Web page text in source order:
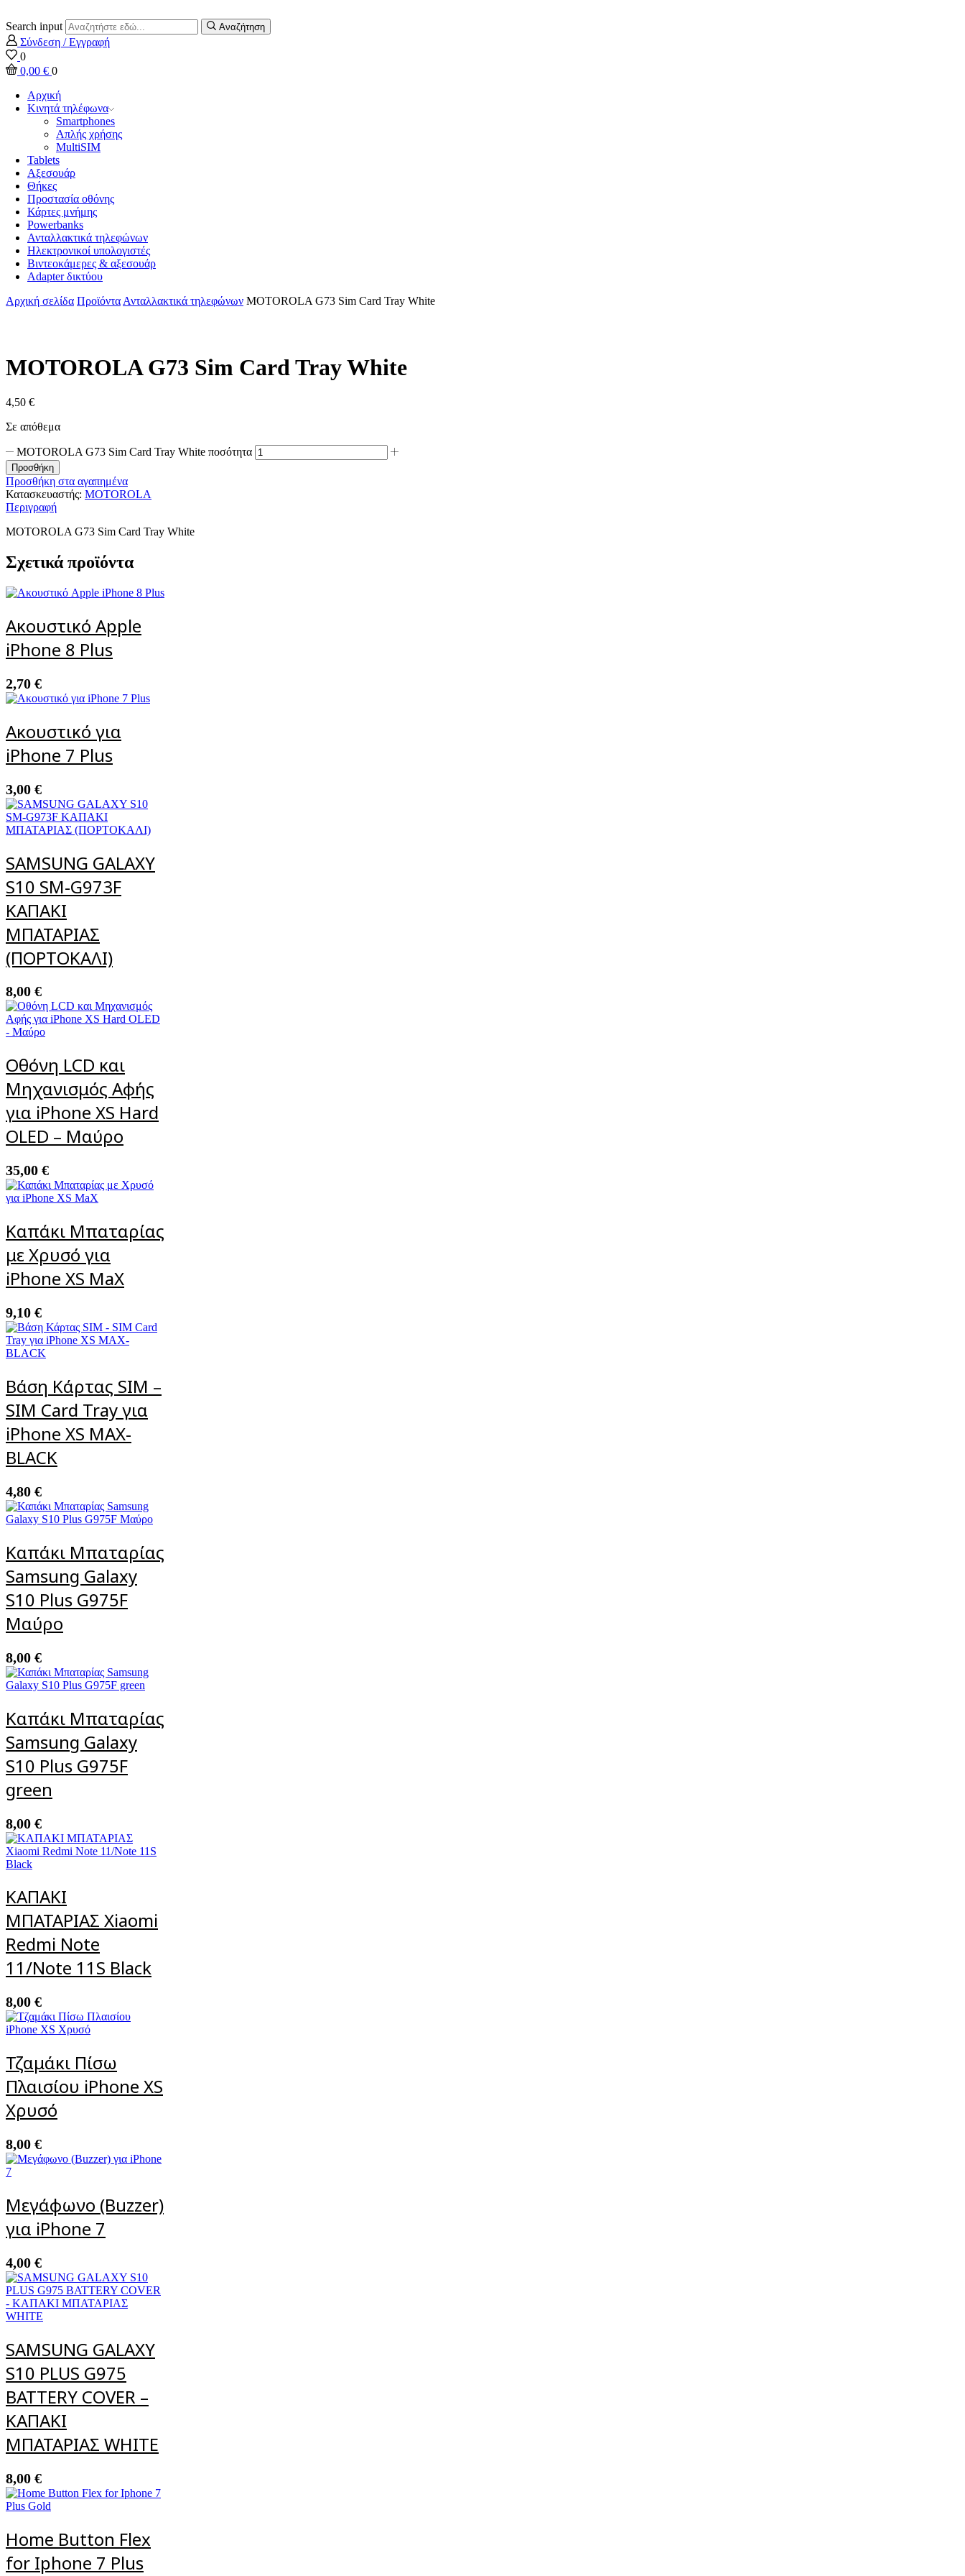
Search input Αναζήτηση
Σύνδεση / Εγγραφή
0
0,00 € 0
Αρχική
Κινητά τηλέφωνα
Smartphones
Απλής χρήσης
MultiSIM
Tablets
Αξεσουάρ
Θήκες
Προστασία οθόνης
Κάρτες μνήμης
Powerbanks
Ανταλλακτικά τηλεφώνων
Ηλεκτρονικοί υπολογιστές
Βιντεοκάμερες & αξεσουάρ
Adapter δικτύου
Αρχική σελίδα Προϊόντα Ανταλλακτικά τηλεφώνων MOTOROLA G73 Sim Card Tray White
MOTOROLA G73 Sim Card Tray White
4,50 €
Σε απόθεμα
MOTOROLA G73 Sim Card Tray White ποσότητα
Προσθήκη
Προσθήκη στα αγαπημένα
Κατασκευαστής: MOTOROLA
Περιγραφή
MOTOROLA G73 Sim Card Tray White
Σχετικά προϊόντα
Ακουστικό Apple
iPhone 8 Plus
2,70 €
Ακουστικό για
iPhone 7 Plus
3,00 €
SAMSUNG GALAXY
S10 SM-G973F
ΚΑΠΑΚΙ
ΜΠΑΤΑΡΙΑΣ
(ΠΟΡΤΟΚΑΛΙ)
8,00 €
Οθόνη LCD και
Μηχανισμός Αφής
για iPhone XS Hard
OLED – Μαύρο
35,00 €
Καπάκι Μπαταρίας
με Χρυσό για
iPhone XS MaX
9,10 €
Βάση Κάρτας SIM –
SIM Card Tray για
iPhone XS MAX-
BLACK
4,80 €
Καπάκι Μπαταρίας
Samsung Galaxy
S10 Plus G975F
Μαύρο
8,00 €
Καπάκι Μπαταρίας
Samsung Galaxy
S10 Plus G975F
green
8,00 €
ΚΑΠΑΚΙ
ΜΠΑΤΑΡΙΑΣ Xiaomi
Redmi Note
11/Note 11S Black
8,00 €
Τζαμάκι Πίσω
Πλαισίου iPhone XS
Χρυσό
8,00 €
Μεγάφωνο (Buzzer)
για iPhone 7
4,00 €
SAMSUNG GALAXY
S10 PLUS G975
BATTERY COVER –
ΚΑΠΑΚΙ
ΜΠΑΤΑΡΙΑΣ WHITE
8,00 €
Home Button Flex
for Iphone 7 Plus